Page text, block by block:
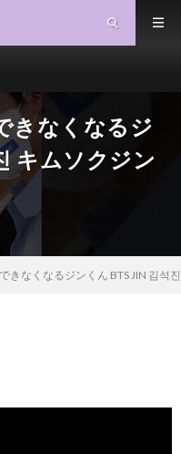
きなくなるジ
キムソクジン
きなくなるジンくん BTS JIN 김석